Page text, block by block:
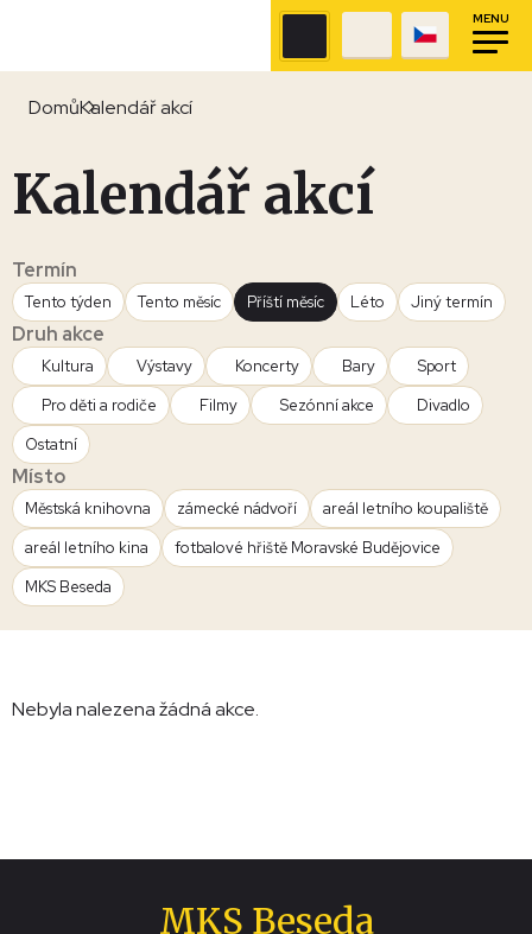
MENU
DomůKalendář akcí
Kalendář akcí
Termín
Tento týden Tento měsíc Příští měsíc Léto Jiný termín
Druh akce
Kultura Výstavy Koncerty Bary
Sport
Pro děti a rodiče
Filmy Sezónní akce
Divadlo
Ostatní
Místo
Městská knihovna zámecké nádvoří
areál letního koupaliště
areál letního kina
fotbalové hřiště Moravské Budějovice
MKS Beseda
Nebyla nalezena žádná akce.
MKS Beseda